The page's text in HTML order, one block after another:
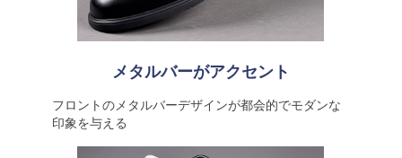
メタルバーがアクセント
フロントのメタルバーデザインが都会的でモダンな
印象を与える